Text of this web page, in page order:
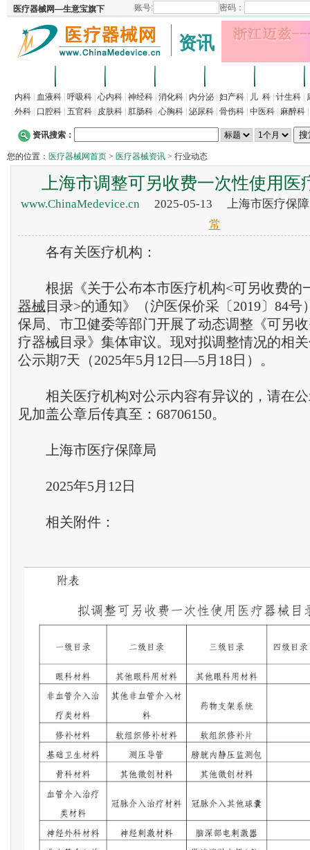
资讯
内科 血液科 呼吸科 心内科 神经科 消化科 内分泌 妇产科 儿 科 计生科
外科
口腔科 五官科 皮肤科 肛肠科 心胸科 泌尿科 骨伤科 中医科 麻醉科
资讯搜索：
您的位置： 医疗器械网首页 > 医疗器械资讯 > 行业动态
上海市调整可另收费一次性使用医
www.ChinaMedevice.cn2025-05-13 上海市医疗保
常
各有关医疗机构：
根据《关于公布本市医疗机构<可另收费的
器械目录>的通知》（沪医保价采〔2019〕84号
保局、市卫健委等部门开展了动态调整《可另
疗器械目录》集体审议。现对拟调整情况的相
公示期7天（2025年5月12日—5月18日）。
相关医疗机构对公示内容有异议的，请在公
见加盖公章后传真至：68706150。
上海市医疗保障局
2025年5月12日
相关附件：